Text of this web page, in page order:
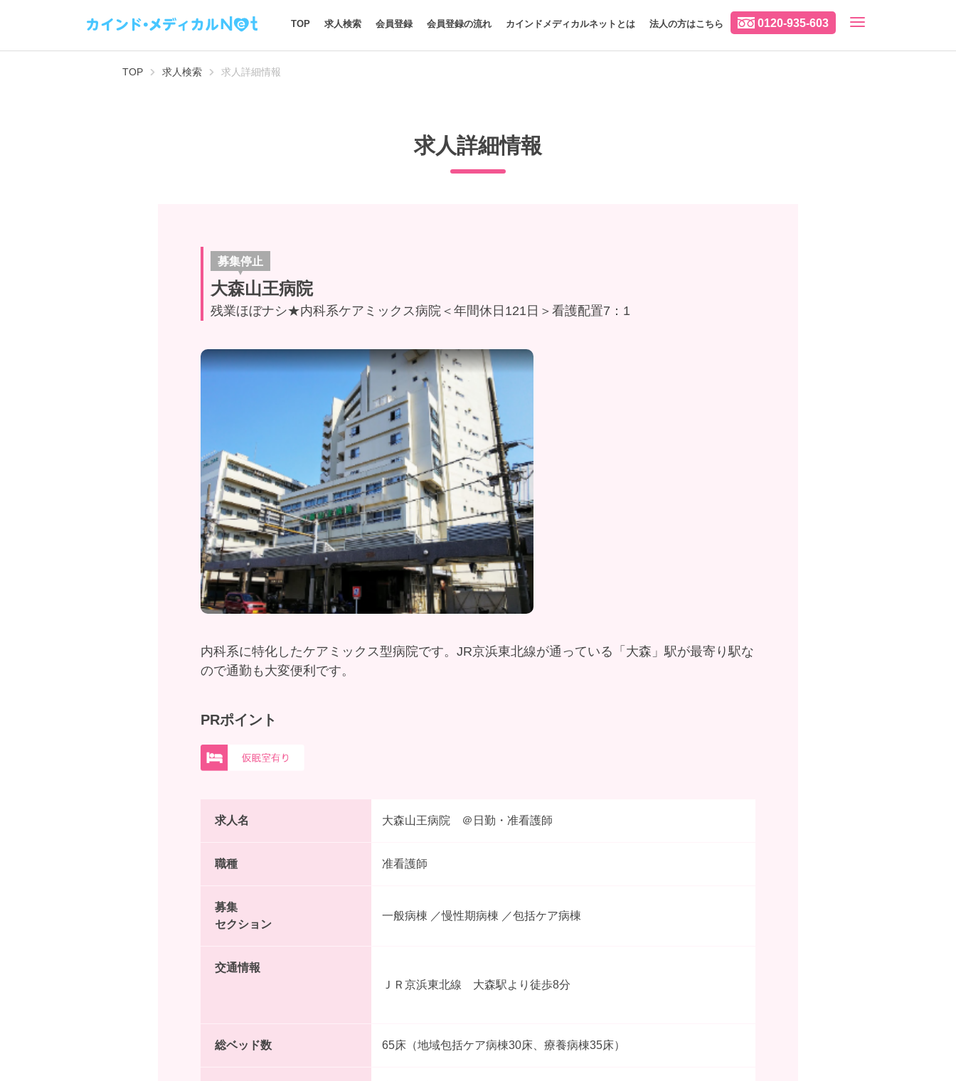
0120-935-603
TOP 求人検索 会員登録 会員登録の流れ カインドメディカルネットとは 法人の方はこちら
TOP 求人検索 求人詳細情報
求人詳細情報
募集停止
大森山王病院
残業ほぼナシ★内科系ケアミックス病院＜年間休日121日＞看護配置7：1
内科系に特化したケアミックス型病院です。JR京浜東北線が通っている「大森」駅が最寄り駅な
ので通勤も大変便利です。
PRポイント
求人名 大森山王病院 ＠日勤・准看護師
職種 准看護師
募集
セクション
一般病棟 ／慢性期病棟 ／包括ケア病棟
交通情報
ＪＲ京浜東北線 大森駅より徒歩8分
総ベッド数 65床（地域包括ケア病棟30床、療養病棟35床）